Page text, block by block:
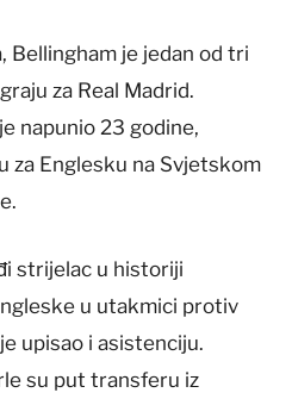
Bellingham je jedan od tri
za Real Madrid.
napunio 23 godine,
za Englesku na Svjetskom
strijelac u historiji
u utakmici protiv
upisao i asistenciju.
su put transferu iz